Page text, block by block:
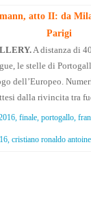
atto II: da
Parigi
A distanza di
le stelle di
dell’Europeo.
dalla rivincita tra
finale, portogallo,
cristiano ronaldo